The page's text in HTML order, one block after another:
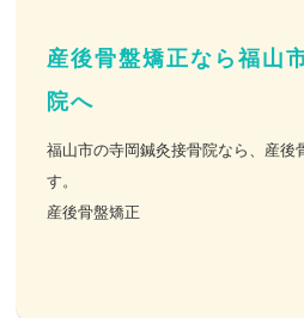
産後骨盤矯正なら福山
院へ
福山市の寺岡鍼灸接骨院なら、産後
す。
産後骨盤矯正